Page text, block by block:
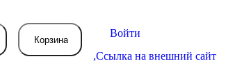
Корзина
Войти
,Ссылка на внешний сайт